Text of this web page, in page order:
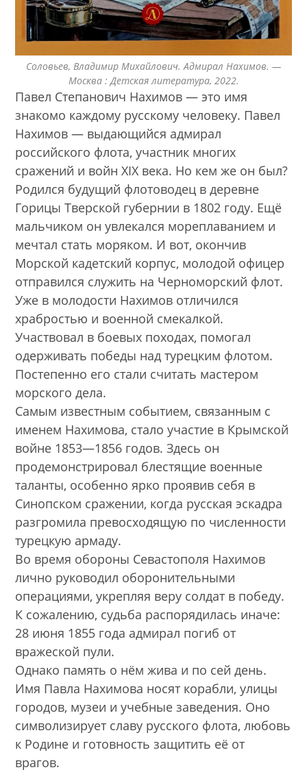
Соловьев, Владимир Михайлович. Адмирал Нахимов. —
Москва : Детская литература, 2022.
Павел Степанович Нахимов — это имя
знакомо каждому русскому человеку. Павел
Нахимов — выдающийся адмирал
российского флота, участник многих
сражений и войн XIX века. Но кем же он был?
Родился будущий флотоводец в деревне
Горицы Тверской губернии в 1802 году. Ещё
мальчиком он увлекался мореплаванием и
мечтал стать моряком. И вот, окончив
Морской кадетский корпус, молодой офицер
отправился служить на Черноморский флот.
Уже в молодости Нахимов отличился
храбростью и военной смекалкой.
Участвовал в боевых походах, помогал
одерживать победы над турецким флотом.
Постепенно его стали считать мастером
морского дела.
Самым известным событием, связанным с
именем Нахимова, стало участие в Крымской
войне 1853—1856 годов. Здесь он
продемонстрировал блестящие военные
таланты, особенно ярко проявив себя в
Синопском сражении, когда русская эскадра
разгромила превосходящую по численности
турецкую армаду.
Во время обороны Севастополя Нахимов
лично руководил оборонительными
операциями, укрепляя веру солдат в победу.
К сожалению, судьба распорядилась иначе:
28 июня 1855 года адмирал погиб от
вражеской пули.
Однако память о нём жива и по сей день.
Имя Павла Нахимова носят корабли, улицы
городов, музеи и учебные заведения. Оно
символизирует славу русского флота, любовь
к Родине и готовность защитить её от
врагов.